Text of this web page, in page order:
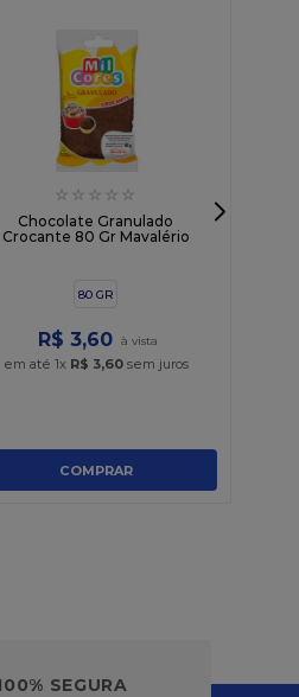
☆ ☆ ☆ ☆ ☆
Chocolate Granulado
Crocante 80 Gr Mavalério
80 GR
R$ 3,60
em até 1x R$ 3,60sem juros
COMPRAR
SEGURA